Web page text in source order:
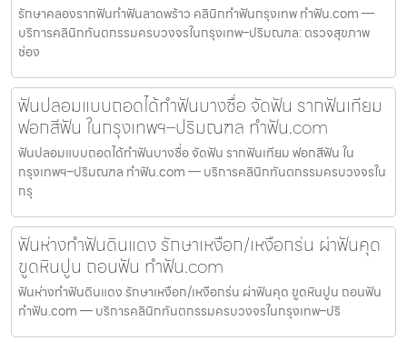
รักษาคลองรากฟันทำฟันลาดพร้าว คลินิกทำฟันกรุงเทพ ทำฟัน.com —
บริการคลินิกทันตกรรมครบวงจรในกรุงเทพ–ปริมณฑล: ตรวจสุขภาพ
ช่อง
ฟันปลอมแบบถอดได้ทำฟันบางซื่อ จัดฟัน รากฟันเทียม
ฟอกสีฟัน ในกรุงเทพฯ–ปริมณฑล ทำฟัน.com
ฟันปลอมแบบถอดได้ทำฟันบางซื่อ จัดฟัน รากฟันเทียม ฟอกสีฟัน ใน
กรุงเทพฯ–ปริมณฑล ทำฟัน.com — บริการคลินิกทันตกรรมครบวงจรใน
กรุ
ฟันห่างทำฟันดินแดง รักษาเหงือก/เหงือกร่น ผ่าฟันคุด
ขูดหินปูน ถอนฟัน ทำฟัน.com
ฟันห่างทำฟันดินแดง รักษาเหงือก/เหงือกร่น ผ่าฟันคุด ขูดหินปูน ถอนฟัน
ทำฟัน.com — บริการคลินิกทันตกรรมครบวงจรในกรุงเทพ–ปริ